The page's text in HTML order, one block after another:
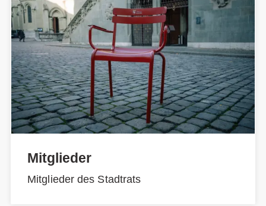
Mitglieder
Mitglieder des Stadtrats